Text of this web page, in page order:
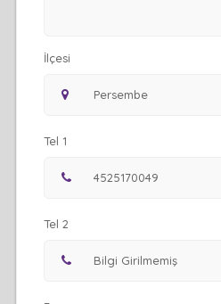
İlçesi
Tel 1
Tel 2